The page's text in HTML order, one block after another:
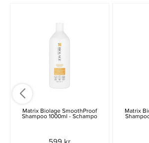
Matrix Biolage SmoothProof
Shampoo 1000ml - Schampo
Matrix